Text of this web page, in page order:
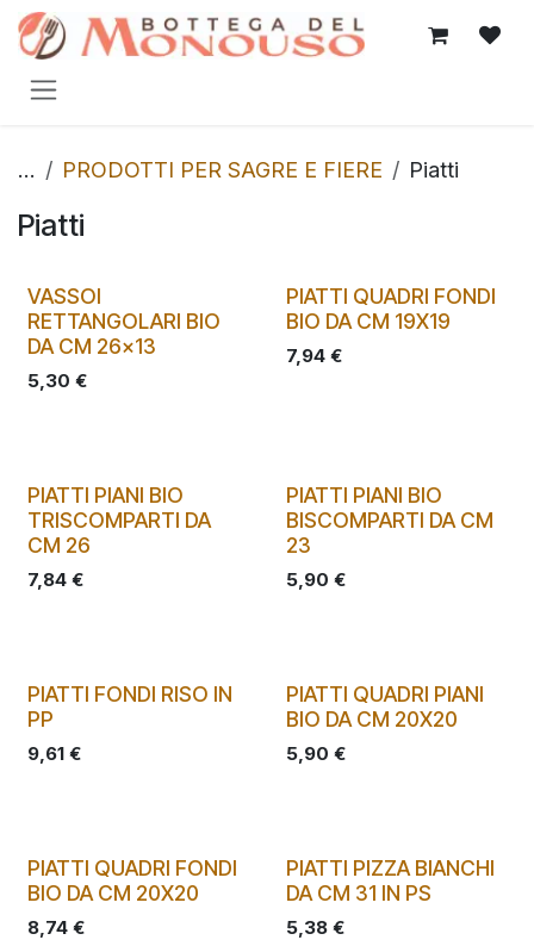
Passa al contenuto
... PRODOTTI PER SAGRE E FIERE Piatti
Piatti
VASSOI
RETTANGOLARI BIO
DA CM 26x13
5,30 €
PIATTI QUADRI FONDI
BIO DA CM 19X19
7,94€
PIATTI PIANI BIO
TRISCOMPARTI DA
CM 26
7,84 €
PIATTI PIANI BIO
BISCOMPARTI DA CM
23
5,90 €
PIATTI FONDI RISO IN
PP
9,61 €
PIATTI QUADRI PIANI
BIO DA CM 20X20
5,90 €
PIATTI QUADRI FONDI
BIO DA CM 20X20
8,74 €
PIATTI PIZZA BIANCHI
DA CM 31 IN PS
5,38€